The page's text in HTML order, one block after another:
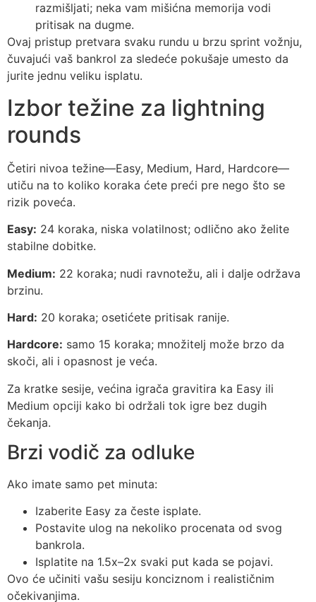
razmišljati; neka vam mišićna memorija vodi
pritisak na dugme.
Ovaj pristup pretvara svaku rundu u brzu sprint vožnju,
čuvajući vaš bankrol za sledeće pokušaje umesto da
jurite jednu veliku isplatu.
Izbor težine za lightning
rounds
Četiri nivoa težine—Easy, Medium, Hard, Hardcore—
utiču na to koliko koraka ćete preći pre nego što se
rizik poveća.
Easy: 24 koraka, niska volatilnost; odlično ako želite
stabilne dobitke.
Medium: 22 koraka; nudi ravnotežu, ali i dalje održava
brzinu.
Hard: 20 koraka; osetićete pritisak ranije.
Hardcore: samo 15 koraka; množitelj može brzo da
skoči, ali i opasnost je veća.
Za kratke sesije, većina igrača gravitira ka Easy ili
Medium opciji kako bi održali tok igre bez dugih
čekanja.
Brzi vodič za odluke
Ako imate samo pet minuta:
Izaberite Easy za česte isplate.
Postavite ulog na nekoliko procenata od svog
bankrola.
Isplatite na 1.5x–2x svaki put kada se pojavi.
Ovo će učiniti vašu sesiju konciznom i realističnim
očekivanjima.